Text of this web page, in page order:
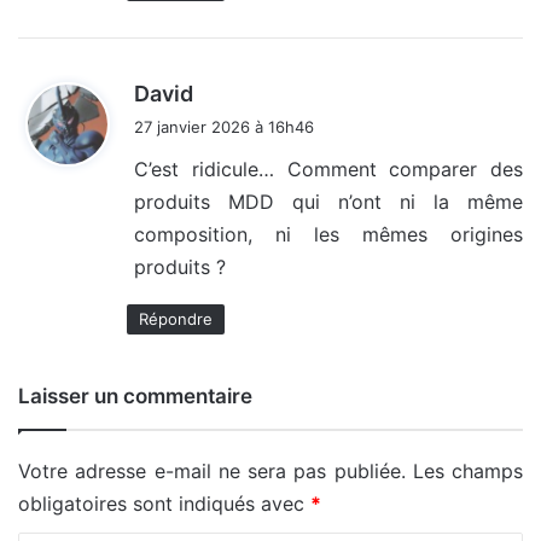
David
:
27 janvier 2026 à 16h46
C’est ridicule… Comment comparer des
produits MDD qui n’ont ni la même
composition, ni les mêmes origines
produits ?
Répondre
Laisser un commentaire
Votre adresse e-mail ne sera pas publiée. Les champs
obligatoires sont indiqués avec *